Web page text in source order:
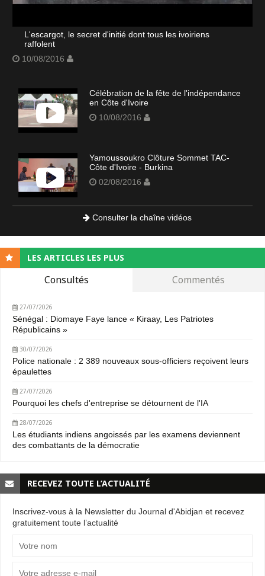
L'escargot, le secret d'initié dont tous les ivoiriens
raffolent
10/08/2016
Célébration de la fête de l'indépendance
en Côte d'Ivoire
10/08/2016
Yamoussoukro Clôture Sommet TAC-
Côte d'Ivoire - Burkina
02/08/2016
Consulter la chaîne vidéos
LES ARTICLES LES PLUS
Consultés Commentés
27/07/2026
Sénégal : Diomaye Faye lance « Kiraay, Les Patriotes
Républicains »
30/07/2026
Police nationale : 2 389 nouveaux sous-officiers reçoivent leurs
épaulettes
27/07/2026
Pourquoi les chefs d'entreprise se détournent de l'IA
28/07/2026
Les étudiants indiens angoissés par les examens deviennent
des combattants de la démocratie
RECEVEZ TOUTE L’ACTUALITÉ
Inscrivez-vous à la Newsletter du Journal d'Abidjan et recevez
gratuitement toute l’actualité